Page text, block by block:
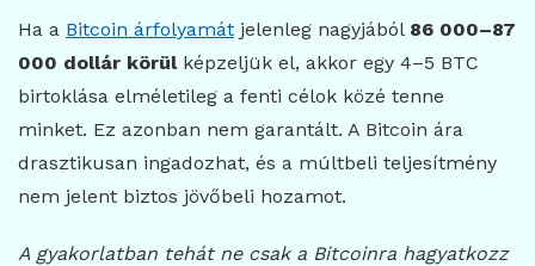
Ha a Bitcoin árfolyamát jelenleg nagyjából 86 000–87
000 dollár körülképzeljük el, akkor egy 4–5 BTC
birtoklása elméletileg a fenti célok közé tenne
minket. Ez azonban nem garantált. A Bitcoin ára
drasztikusan ingadozhat, és a múltbeli teljesítmény
nem jelent biztos jövőbeli hozamot.
A gyakorlatban tehát ne csak a Bitcoinra hagyatkozz